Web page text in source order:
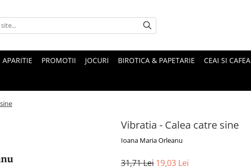
PROMOTII JOCURI BIROTICA & PAPETARIE CEAI SI CAFEA
Vibratia - Calea catre sine
Ioana Maria Orleanu
31,71 Lei 19,03 Lei